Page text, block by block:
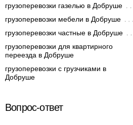
грузоперевозки газелью в Добруше
грузоперевозки мебели в Добруше
грузоперевозки частные в Добруше
грузоперевозки для квартирного
переезда в Добруше
грузоперевозки с грузчиками в
Добруше
Вопрос-ответ